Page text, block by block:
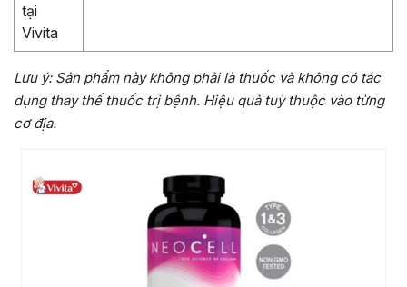
tại
Vivita
Lưu ý: Sản phẩm này không phải là thuốc và không có tác
dụng thay thế thuốc trị bệnh. Hiệu quả tuỳ thuộc vào từng
cơ địa.